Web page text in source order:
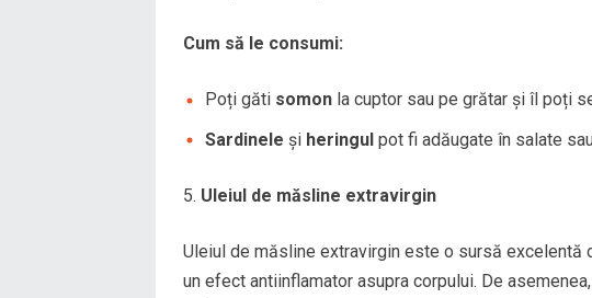
Cum să le consumi:
Poți găti somon la cuptor sau pe grătar și îl poți
Sardinele și heringul pot fi adăugate în salate
Uleiul de măsline extravirgin
Uleiul de măsline extravirgin este o sursă excelentă
un efect antiinflamator asupra corpului. De